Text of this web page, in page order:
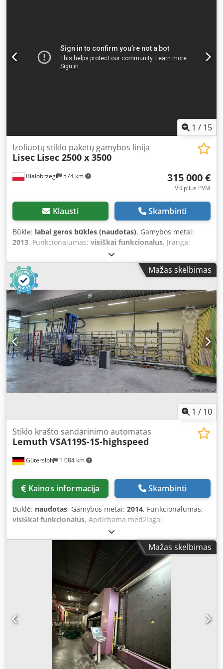
Radovanovic“) - stiklų plovimo mašina VHW-25V8 - išvado
konvejeris (4,4 m), gamintojas „MBR“ Dcsdozq S A Nepfx
Ankjk - 2 karšto vandens talpyklos - 2 smėlio filtrai - 1
1 / 15
Białobrzegi 574 km
Izoliuotų stiklo paketų gamybos linija
Lisec Lisec 2500 x 3500
315 000 €
VB plius PVM
Klausti Skambinti
Būklė: labai geros būklės (naudotas), Gamybos metai:
2013, Funkcionalumas: visiškai funkcionalus, Įranga:
, „LISEC“ – 2500 mm x 3500 mm.
Dedpfszkugdox Ankeck Pagaminimo metai – 2013 m. Įranga
veikia nuolat.
Mažas skelbimas
1 / 10
Gütersloh 1 084 km
Stiklo krašto sandarinimo automatas
Lemuth VSA119S-1S-highspeed
Kainos informacija Skambinti
Būklė: naudotas, Gamybos metai: 2014, Funkcionalumas:
visiškai funkcionalus, Apdirbama medžiaga:
vienkomponentis silikonas, skirtas stiklų sandarinimui.
Silikono padengimas: stiklo sandarinimas, silikono tepimas
palei stiklo ir rėmo kraštą. Dcedpfxoznbv Tj Ankek
Apdirbimo padėtis: apdirbamas vertikaliai išdėstytas
Mažas skelbimas